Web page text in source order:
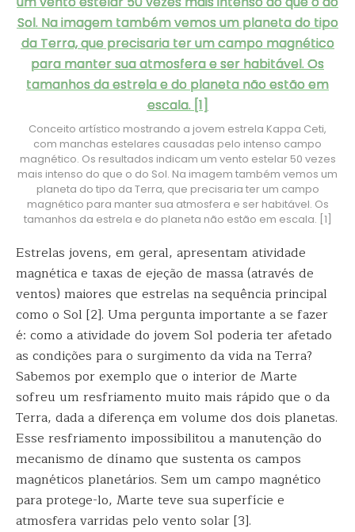
Conceito artístico mostrando a jovem estrela Kappa Ceti,
com manchas estelares causadas pelo intenso campo
magnético. Os resultados indicam um vento estelar 50 vezes
mais intenso do que o do Sol. Na imagem também vemos um
planeta do tipo da Terra, que precisaria ter um campo
magnético para manter sua atmosfera e ser habitável. Os
tamanhos da estrela e do planeta não estão em escala. [1]
Estrelas jovens, em geral, apresentam atividade
magnética e taxas de ejeção de massa (através de
ventos) maiores que estrelas na sequência principal
como o Sol [2]. Uma pergunta importante a se fazer
é: como a atividade do jovem Sol poderia ter afetado
as condições para o surgimento da vida na Terra?
Sabemos por exemplo que o interior de Marte
sofreu um resfriamento muito mais rápido que o da
Terra, dada a diferença em volume dos dois planetas.
Esse resfriamento impossibilitou a manutenção do
mecanismo de dínamo que sustenta os campos
magnéticos planetários. Sem um campo magnético
para protege-lo, Marte teve sua superfície e
atmosfera varridas pelo vento solar [3].